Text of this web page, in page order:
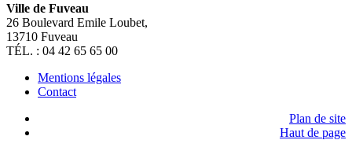
Ville de Fuveau
26 Boulevard Emile Loubet,
13710 Fuveau
TÉL. : 04 42 65 65 00
Mentions légales
Contact
Plan de site
Haut de page